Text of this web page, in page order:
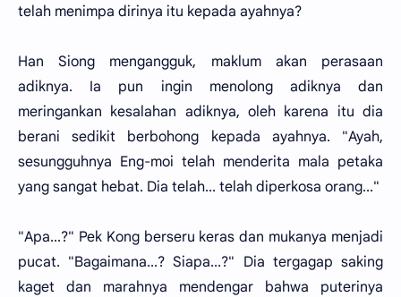
telah menimpa dirinya itu kepada ayahnya?
Han Siong mengangguk, maklum akan perasaan
adiknya. Ia pun ingin menolong adiknya dan
meringankan kesalahan adiknya, oleh karena itu dia
berani sedikit berbohong kepada ayahnya. "Ayah,
sesungguhnya Eng-moi telah menderita mala petaka
yang sangat hebat. Dia telah... telah diperkosa orang..."
"Apa...?" Pek Kong berseru keras dan mukanya menjadi
pucat. "Bagaimana...? Siapa...?" Dia tergagap saking
kaget dan marahnya mendengar bahwa puterinya